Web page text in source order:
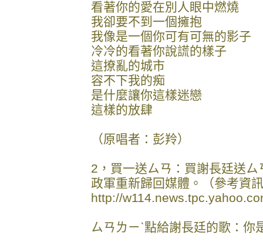
看著你的愛在別人眼中燃燒
我卻要不到一個擁抱
我像是一個你可有可無的影子
冷冷的看著你說謊的樣子
這撩亂的城市
容不下我的痴
是什麼讓你這樣迷戀
這樣的放肆
（原唱者：彭羚）
2，買一送ㄙㄢ：買謝長廷送ㄙ
政軍重新歸回媒體。（參考資
http://
ㄙㄢㄌㄧˋ點給謝長廷的歌：你